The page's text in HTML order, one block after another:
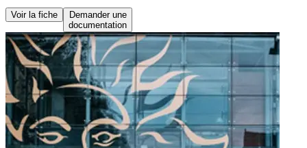
Voir la fiche
Demander une
documentation